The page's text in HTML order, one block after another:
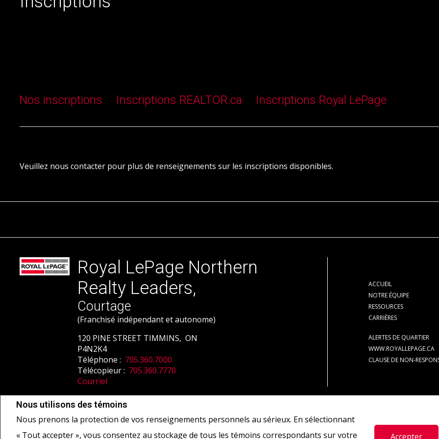
Nous utilisons des témoins
Nous prenons la protection de vos renseignements personnels au sérieux. En sélectionnant
« Tout accepter », vous consentez au stockage de tous les témoins correspondants sur votre
Accepter
Nos inscriptions Inscriptions REALTOR.ca Inscriptions Royal LePage
Veuillez nous contacter pour plus de renseignements sur les inscriptions disponibles.
Royal LePage Northern
Realty Leaders,
Courtage
(Franchisé indépendant et autonome)
120 PINE STREET TIMMINS, ON
P4N2K4
Téléphone : 705.360.7000
Télécopieur : 705.360.7770
Courriel
ACCUEIL
NOTRE ÉQUIPE
RESSOURCES
CARRIÈRES
ALERTES DE QUARTIER
WWW.ROYALLEPAGE.CA
CLAUSE DE NON-
Ne vise pas à solliciter les acheteurs ou vendeurs, propriétaires ou locataires actuellement sous contrat.
REALTOR®, REALTORS® et le logo REALTOR®
National Association of REALTORS® et l'Association canadienne de l'immeuble sont propriétaires. Les marques de commerce REALTOR® servent à